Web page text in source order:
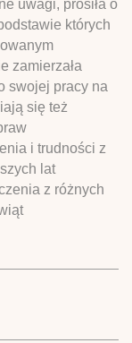
uwagi, prosiła o
których
zamierzała
swojej pracy na
się też
i trudności z
lat
z różnych